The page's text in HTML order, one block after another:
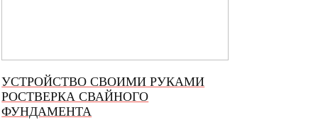
УСТРОЙСТВО СВОИМИ РУКАМИ
РОСТВЕРКА СВАЙНОГО
ФУНДАМЕНТА